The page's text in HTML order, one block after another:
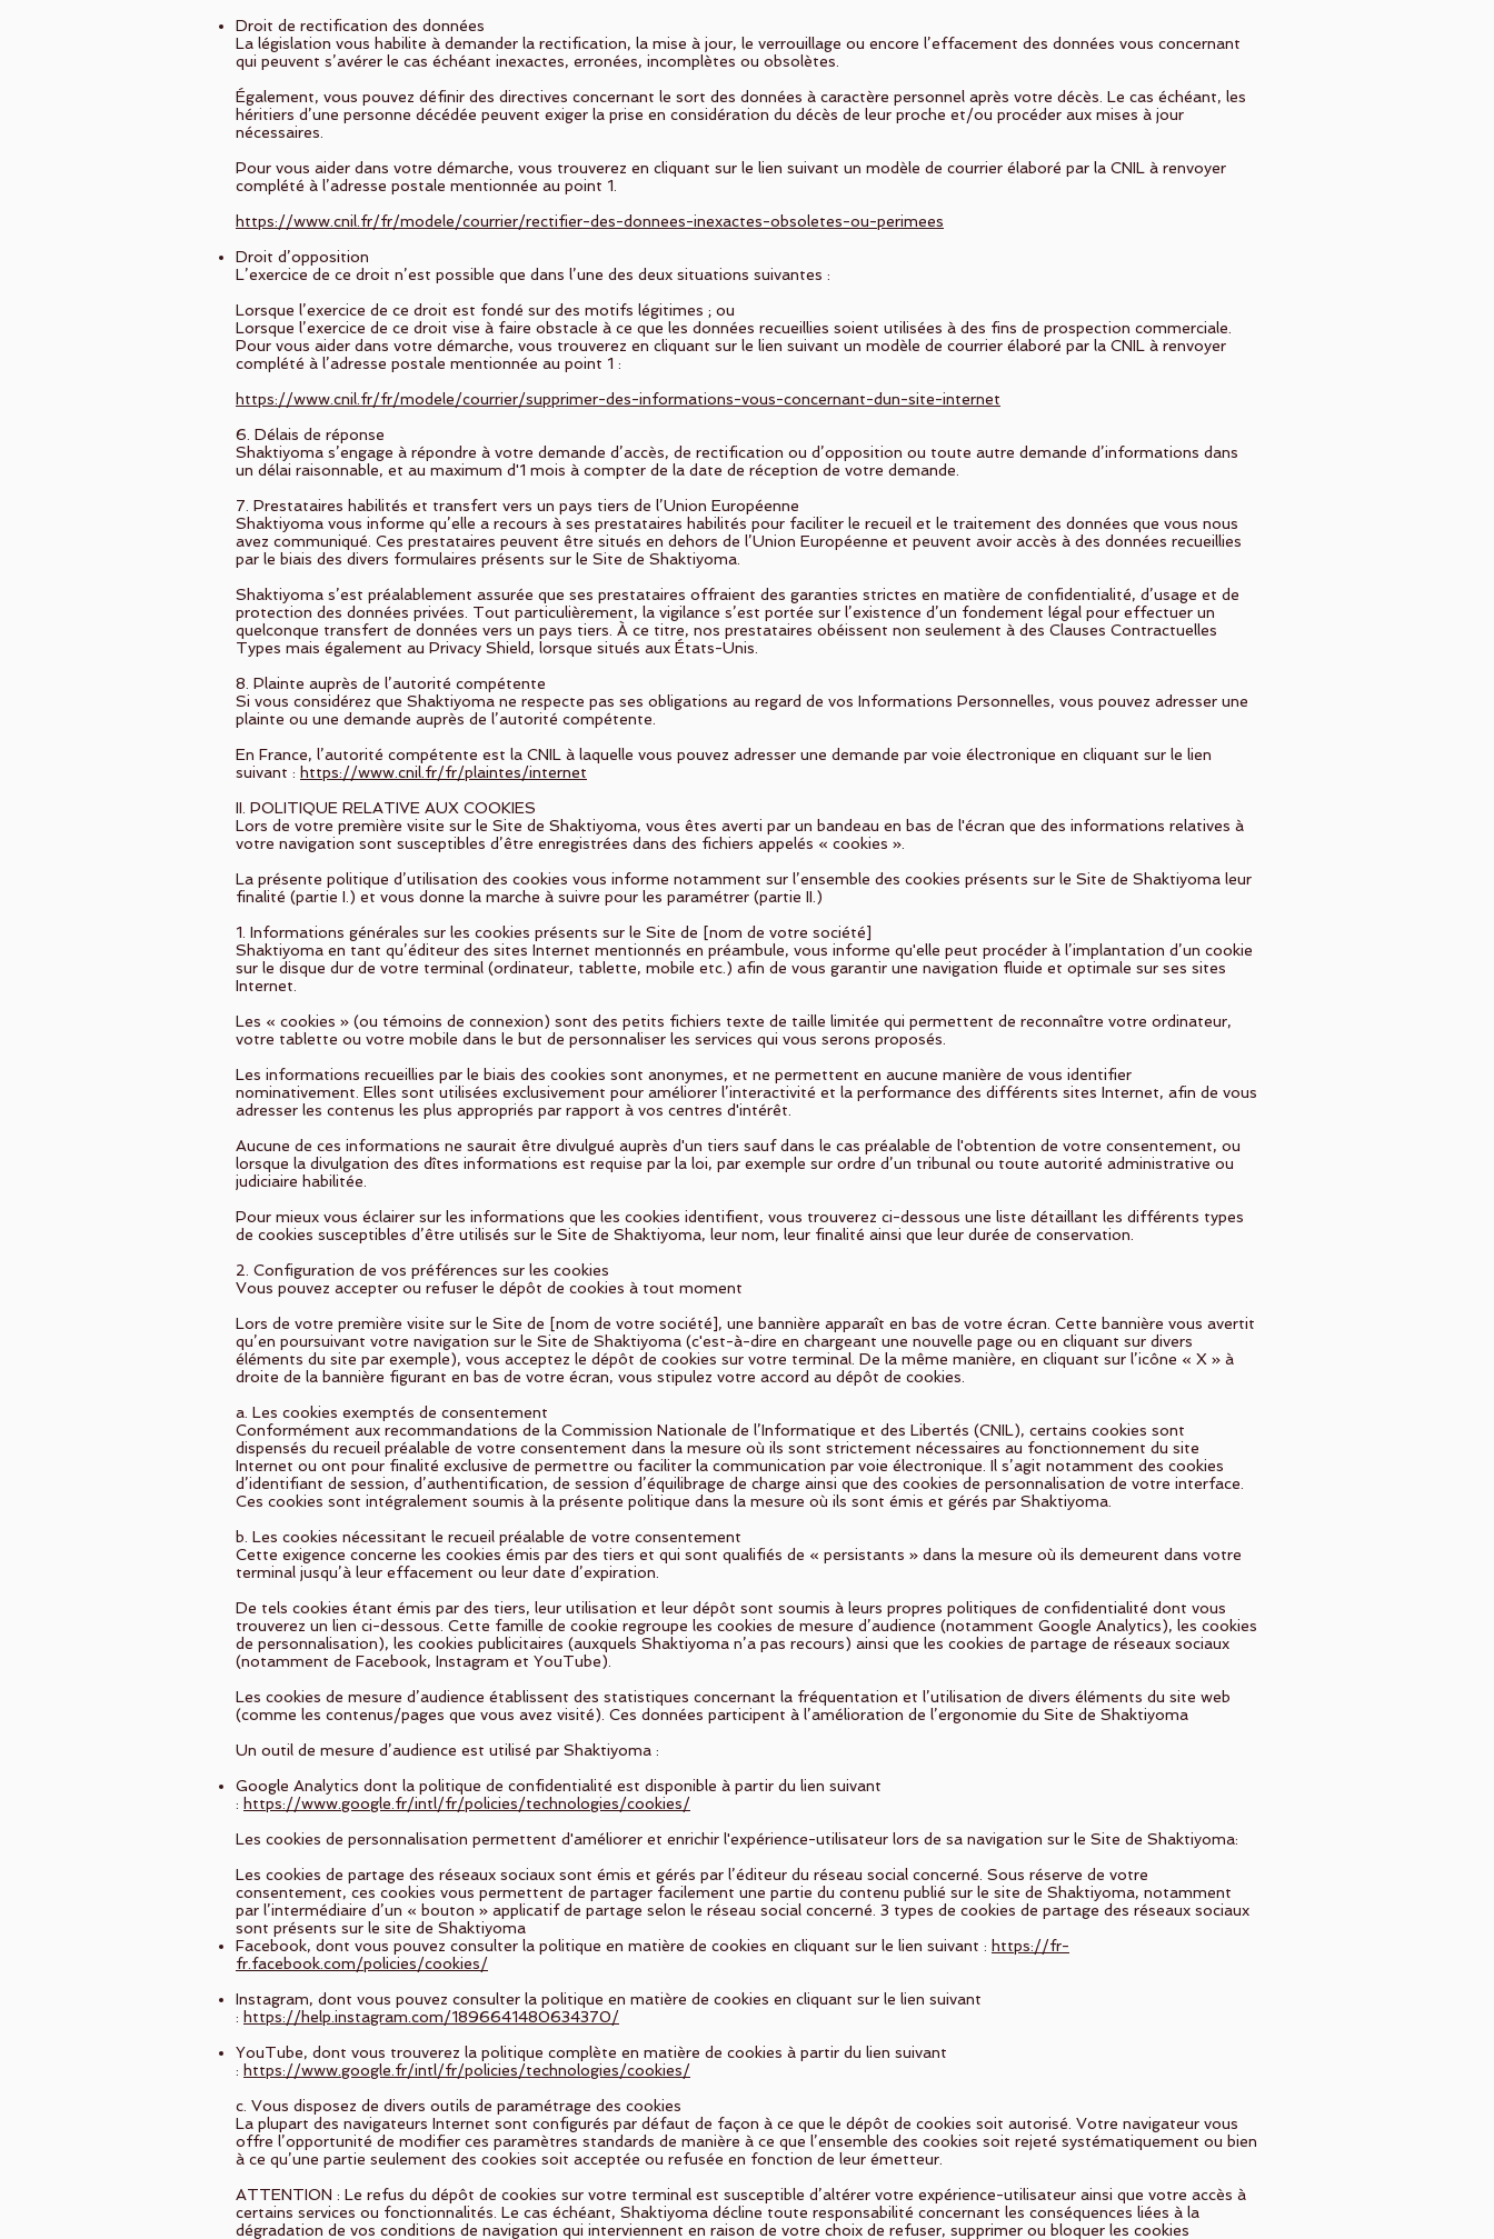
Droit de rectification des données
La législation vous habilite à demander la rectification, la mise à jour, le verrouillage ou encore l’effacement des données vous concernant
qui peuvent s’avérer le cas échéant inexactes, erronées, incomplètes ou obsolètes.
Également, vous pouvez définir des directives concernant le sort des données à caractère personnel après votre décès. Le cas échéant, les
héritiers d’une personne décédée peuvent exiger la prise en considération du décès de leur proche et/ou procéder aux mises à jour
nécessaires.
Pour vous aider dans votre démarche, vous trouverez en cliquant sur le lien suivant un modèle de courrier élaboré par la CNIL à renvoyer
complété à l’adresse postale mentionnée au point 1.
https://www.cnil.fr/fr/modele/courrier/rectifier-des-donnees-inexactes-obsoletes-ou-perimees
Droit d’opposition
L’exercice de ce droit n’est possible que dans l’une des deux situations suivantes :
Lorsque l’exercice de ce droit est fondé sur des motifs légitimes ; ou
Lorsque l’exercice de ce droit vise à faire obstacle à ce que les données recueillies soient utilisées à des fins de prospection commerciale.
Pour vous aider dans votre démarche, vous trouverez en cliquant sur le lien suivant un modèle de courrier élaboré par la CNIL à renvoyer
complété à l’adresse postale mentionnée au point 1 :
https://www.cnil.fr/fr/modele/courrier/supprimer-des-informations-vous-concernant-dun-site-internet
6. Délais de réponse
Shaktiyoma s’engage à répondre à votre demande d’accès, de rectification ou d’opposition ou toute autre demande d’informations dans
un délai raisonnable, et au maximum d'1 mois à compter de la date de réception de votre demande.
7. Prestataires habilités et transfert vers un pays tiers de l’Union Européenne
Shaktiyoma vous informe qu’elle a recours à ses prestataires habilités pour faciliter le recueil et le traitement des données que vous nous
avez communiqué. Ces prestataires peuvent être situés en dehors de l’Union Européenne et peuvent avoir accès à des données recueillies
par le biais des divers formulaires présents sur le Site de Shaktiyoma.
Shaktiyoma s’est préalablement assurée que ses prestataires offraient des garanties strictes en matière de confidentialité, d’usage et de
protection des données privées. Tout particulièrement, la vigilance s’est portée sur l’existence d’un fondement légal pour effectuer un
quelconque transfert de données vers un pays tiers. À ce titre, nos prestataires obéissent non seulement à des Clauses Contractuelles
Types mais également au Privacy Shield, lorsque situés aux États-Unis.
8. Plainte auprès de l’autorité compétente
Si vous considérez que Shaktiyoma ne respecte pas ses obligations au regard de vos Informations Personnelles, vous pouvez adresser une
plainte ou une demande auprès de l’autorité compétente.
En France, l’autorité compétente est la CNIL à laquelle vous pouvez adresser une demande par voie électronique en cliquant sur le lien
suivant : https://www.cnil.fr/fr/plaintes/internet
II. POLITIQUE RELATIVE AUX COOKIES
Lors de votre première visite sur le Site de Shaktiyoma, vous êtes averti par un bandeau en bas de l'écran que des informations relatives à
votre navigation sont susceptibles d’être enregistrées dans des fichiers appelés « cookies ».
La présente politique d’utilisation des cookies vous informe notamment sur l’ensemble des cookies présents sur le Site de Shaktiyoma leur
finalité (partie I.) et vous donne la marche à suivre pour les paramétrer (partie II.)
1. Informations générales sur les cookies présents sur le Site de [nom de votre société]
Shaktiyoma en tant qu’éditeur des sites Internet mentionnés en préambule, vous informe qu'elle peut procéder à l’implantation d’un cookie
sur le disque dur de votre terminal (ordinateur, tablette, mobile etc.) afin de vous garantir une navigation fluide et optimale sur ses sites
Internet.
Les « cookies » (ou témoins de connexion) sont des petits fichiers texte de taille limitée qui permettent de reconnaître votre ordinateur,
votre tablette ou votre mobile dans le but de personnaliser les services qui vous serons proposés.
Les informations recueillies par le biais des cookies sont anonymes, et ne permettent en aucune manière de vous identifier
nominativement. Elles sont utilisées exclusivement pour améliorer l’interactivité et la performance des différents sites Internet, afin de vous
adresser les contenus les plus appropriés par rapport à vos centres d'intérêt.
Aucune de ces informations ne saurait être divulgué auprès d'un tiers sauf dans le cas préalable de l'obtention de votre consentement, ou
lorsque la divulgation des dîtes informations est requise par la loi, par exemple sur ordre d’un tribunal ou toute autorité administrative ou
judiciaire habilitée.
Pour mieux vous éclairer sur les informations que les cookies identifient, vous trouverez ci-dessous une liste détaillant les différents types
de cookies susceptibles d’être utilisés sur le Site de Shaktiyoma, leur nom, leur finalité ainsi que leur durée de conservation.
2. Configuration de vos préférences sur les cookies
Vous pouvez accepter ou refuser le dépôt de cookies à tout moment
Lors de votre première visite sur le Site de [nom de votre société], une bannière apparaît en bas de votre écran. Cette bannière vous avertit
qu’en poursuivant votre navigation sur le Site de Shaktiyoma (c'est-à-dire en chargeant une nouvelle page ou en cliquant sur divers
éléments du site par exemple), vous acceptez le dépôt de cookies sur votre terminal. De la même manière, en cliquant sur l’icône « X » à
droite de la bannière figurant en bas de votre écran, vous stipulez votre accord au dépôt de cookies.
a. Les cookies exemptés de consentement
Conformément aux recommandations de la Commission Nationale de l’Informatique et des Libertés (CNIL), certains cookies sont
dispensés du recueil préalable de votre consentement dans la mesure où ils sont strictement nécessaires au fonctionnement du site
Internet ou ont pour finalité exclusive de permettre ou faciliter la communication par voie électronique. Il s’agit notamment des cookies
d’identifiant de session, d’authentification, de session d’équilibrage de charge ainsi que des cookies de personnalisation de votre interface.
Ces cookies sont intégralement soumis à la présente politique dans la mesure où ils sont émis et gérés par Shaktiyoma.
b. Les cookies nécessitant le recueil préalable de votre consentement
Cette exigence concerne les cookies émis par des tiers et qui sont qualifiés de « persistants » dans la mesure où ils demeurent dans votre
terminal jusqu’à leur effacement ou leur date d’expiration.
De tels cookies étant émis par des tiers, leur utilisation et leur dépôt sont soumis à leurs propres politiques de confidentialité dont vous
trouverez un lien ci-dessous. Cette famille de cookie regroupe les cookies de mesure d’audience (notamment Google Analytics), les cookies
de personnalisation), les cookies publicitaires (auxquels Shaktiyoma n’a pas recours) ainsi que les cookies de partage de réseaux sociaux
(notamment de Facebook, Instagram et YouTube).
Les cookies de mesure d’audience établissent des statistiques concernant la fréquentation et l’utilisation de divers éléments du site web
(comme les contenus/pages que vous avez visité). Ces données participent à l’amélioration de l’ergonomie du Site de Shaktiyoma
Un outil de mesure d’audience est utilisé par Shaktiyoma :
Google Analytics dont la politique de confidentialité est disponible à partir du lien suivant
: https://www.google.fr/intl/fr/policies/technologies/cookies/
Les cookies de personnalisation permettent d'améliorer et enrichir l'expérience-utilisateur lors de sa navigation sur le Site de Shaktiyoma:
Les cookies de partage des réseaux sociaux sont émis et gérés par l’éditeur du réseau social concerné. Sous réserve de votre
consentement, ces cookies vous permettent de partager facilement une partie du contenu publié sur le site de Shaktiyoma, notamment
par l’intermédiaire d’un « bouton » applicatif de partage selon le réseau social concerné. 3 types de cookies de partage des réseaux sociaux
sont présents sur le site de Shaktiyoma
Facebook, dont vous pouvez consulter la politique en matière de cookies en cliquant sur le lien suivant : https://fr-
fr.facebook.com/policies/cookies/
Instagram, dont vous pouvez consulter la politique en matière de cookies en cliquant sur le lien suivant
: https://help.instagram.com/1896641480634370/
YouTube, dont vous trouverez la politique complète en matière de cookies à partir du lien suivant
: https://www.google.fr/intl/fr/policies/technologies/cookies/
c. Vous disposez de divers outils de paramétrage des cookies
La plupart des navigateurs Internet sont configurés par défaut de façon à ce que le dépôt de cookies soit autorisé. Votre navigateur vous
offre l’opportunité de modifier ces paramètres standards de manière à ce que l’ensemble des cookies soit rejeté systématiquement ou bien
à ce qu’une partie seulement des cookies soit acceptée ou refusée en fonction de leur émetteur.
ATTENTION : Le refus du dépôt de cookies sur votre terminal est susceptible d’altérer votre expérience-utilisateur ainsi que votre accès à
certains services ou fonctionnalités. Le cas échéant, Shaktiyoma décline toute responsabilité concernant les conséquences liées à la
dégradation de vos conditions de navigation qui interviennent en raison de votre choix de refuser, supprimer ou bloquer les cookies